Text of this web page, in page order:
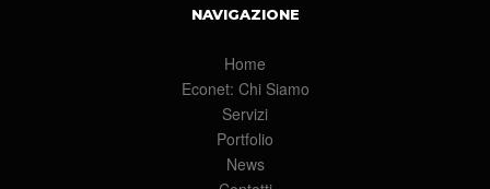
NAVIGAZIONE
Home
Econet: Chi Siamo
Servizi
Portfolio
News